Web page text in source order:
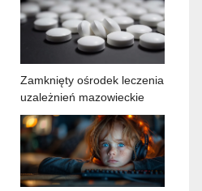
Zamknięty ośrodek leczenia
uzależnień mazowieckie